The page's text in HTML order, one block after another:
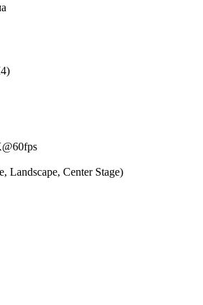
Landscape, Center Stage)